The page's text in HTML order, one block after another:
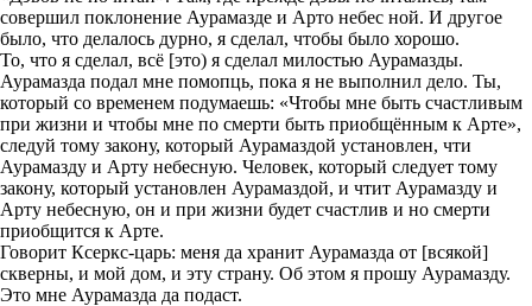
совершил поклонение Аурамазде и Арто небес ной. И другое
было, что делалось дурно, я сделал, чтобы было хорошо.
То, что я сделал, всё [это) я сделал милостью Аурамазды.
Аурамазда подал мне помопць, пока я не выполнил дело. Ты,
который со временем подумаешь: «Чтобы мне быть счастливым
при жизни и чтобы мне по смерти быть приобщённым к Арте»,
следуй тому закону, который Аурамаздой установлен, чти
Аурамазду и Арту небесную. Человек, который следует тому
закону, который установлен Аурамаздой, и чтит Аурамазду и
Арту небесную, он и при жизни будет счастлив и но смерти
приобщится к Арте.
Говорит Ксеркс-царь: меня да хранит Аурамазда от [всякой]
скверны, и мой дом, и эту страну. Об этом я прошу Аурамазду.
Это мне Аурамазда да подаст.